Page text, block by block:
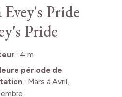
Pride
Pride
: 4 m
période de
: Mars à Avril,